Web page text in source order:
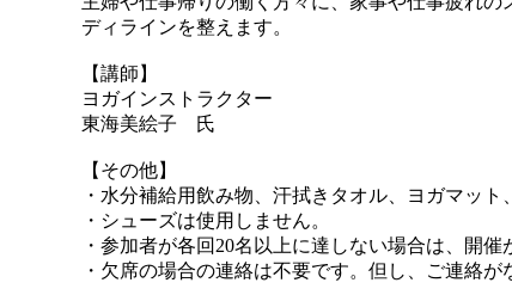
ディラインを整えます。
【講師】
ヨガインストラクター
東海美絵子 氏
【その他】
・水分補給用飲み物、汗拭きタオル、ヨガ
・シューズは使用しません。
・参加者が各回20名以上に達しない場合は、開催
・欠席の場合の連絡は不要です。但し、ご連絡